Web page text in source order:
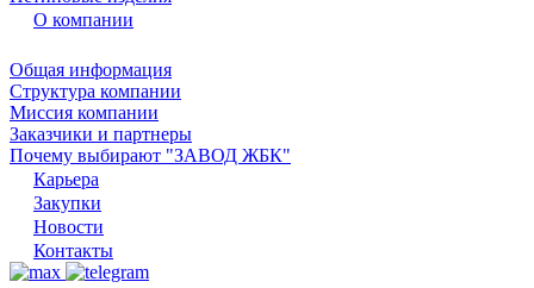
О компании
Общая информация
Структура компании
Миссия компании
Заказчики и партнеры
Почему выбирают "ЗАВОД ЖБК"
Карьера
Закупки
Новости
Контакты